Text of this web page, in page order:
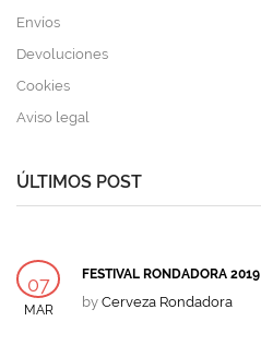
Envíos
Devoluciones
Cookies
Aviso legal
ÚLTIMOS POST
07
MAR
FESTIVAL RONDADORA 2019
by Cerveza Rondadora